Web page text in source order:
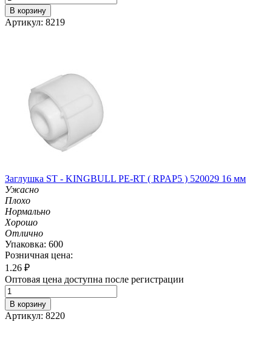
В корзину
Артикул: 8219
Заглушка ST - KINGBULL PE-RT ( RPAP5 ) 520029 16 мм
Ужасно
Плохо
Нормально
Хорошо
Отлично
Упаковка: 600
Розничная цена:
1.26 ₽
Оптовая цена доступна после регистрации
В корзину
Артикул: 8220